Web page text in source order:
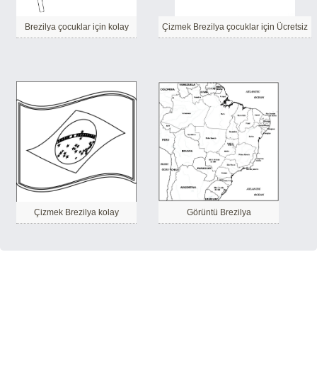
Brezilya çocuklar için kolay Çizmek Brezilya çocuklar için Ücretsiz
Çizmek Brezilya kolay Görüntü Brezilya